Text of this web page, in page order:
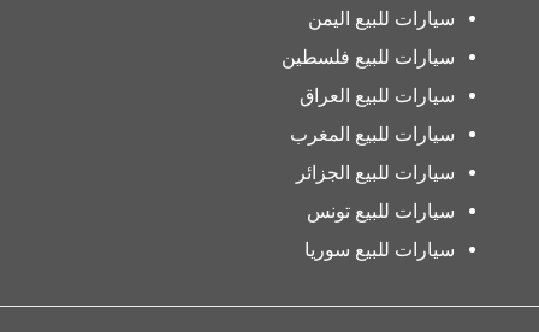
سيارات للبيع اليمن
سيارات للبيع فلسطين
سيارات للبيع العراق
سيارات للبيع المغرب
سيارات للبيع الجزائر
سيارات للبيع تونس
سيارات للبيع سوريا